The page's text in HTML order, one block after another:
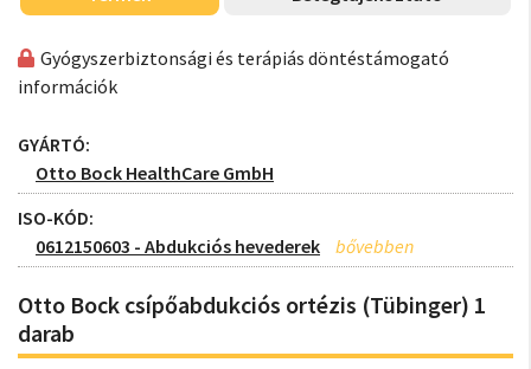
Gyógyszerbiztonsági és terápiás döntéstámogató
információk
GYÁRTÓ:
Otto Bock HealthCare GmbH
ISO-KÓD:
0612150603 - Abdukciós hevederek
Otto Bock csípőabdukciós ortézis (Tübinger) 1
darab